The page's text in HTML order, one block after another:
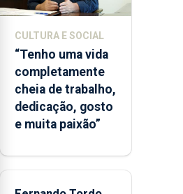
2026.
ilha
das
Flores
apresenta
um
“decréscimo
da
CULTURA E SOCIAL
“Tenho uma vida
completamente
cheia de trabalho,
dedicação, gosto
e muita paixão”